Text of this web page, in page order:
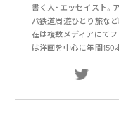
書く人・エッセイスト。
パ鉄道周遊ひとり旅な
在は複数メディアにて
は洋画を中心に年間150